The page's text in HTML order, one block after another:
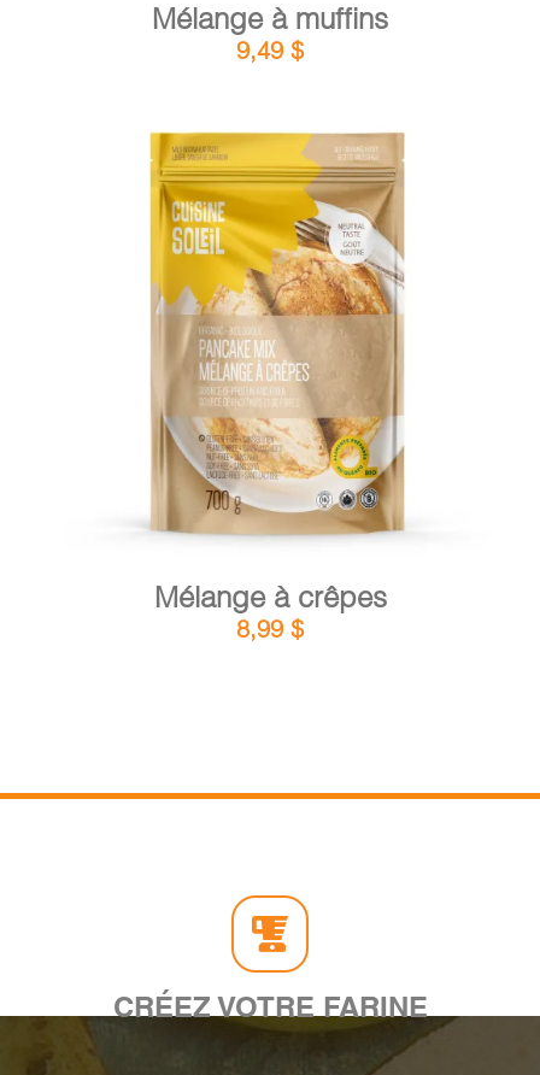
Mélange à muffins
9,49 $
AJOUTER AU PANIER
Mélange à crêpes
8,99 $
CRÉEZ VOTRE FARINE